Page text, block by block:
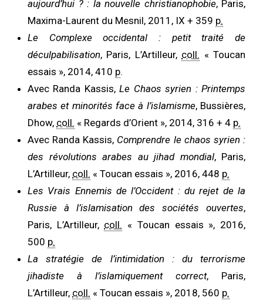
aujourd’hui ? : la nouvelle christianophobie, Paris,
Maxima-Laurent du Mesnil, 2011, IX + 359 p.
Le Complexe occidental : petit traité de
déculpabilisation, Paris, L’Artilleur, coll. « Toucan
essais », 2014, 410 p.
Avec Randa Kassis,Le Chaos syrien : Printemps
arabes et minorités face à l’islamisme, Bussières,
Dhow, coll. « Regards d’Orient », 2014, 316 + 4 p.
Avec Randa Kassis, Comprendre le chaos syrien :
des révolutions arabes au jihad mondial, Paris,
L’Artilleur, coll. « Toucan essais », 2016, 448 p.
Les Vrais Ennemis de l’Occident : du rejet de la
Russie à l’islamisation des sociétés ouvertes,
Paris, L’Artilleur, coll. « Toucan essais », 2016,
500 p.
La stratégie de l’intimidation : du terrorisme
jihadiste à l’islamiquement correct, Paris,
L’Artilleur, coll. « Toucan essais », 2018, 560 p.